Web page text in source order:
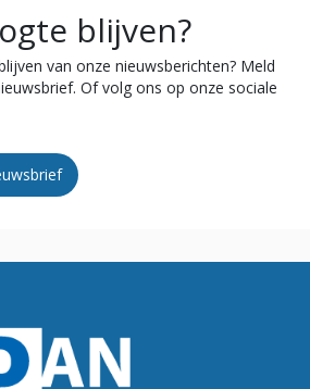
blijven?
van onze nieuwsberichten? Meld
Of volg ons op onze sociale